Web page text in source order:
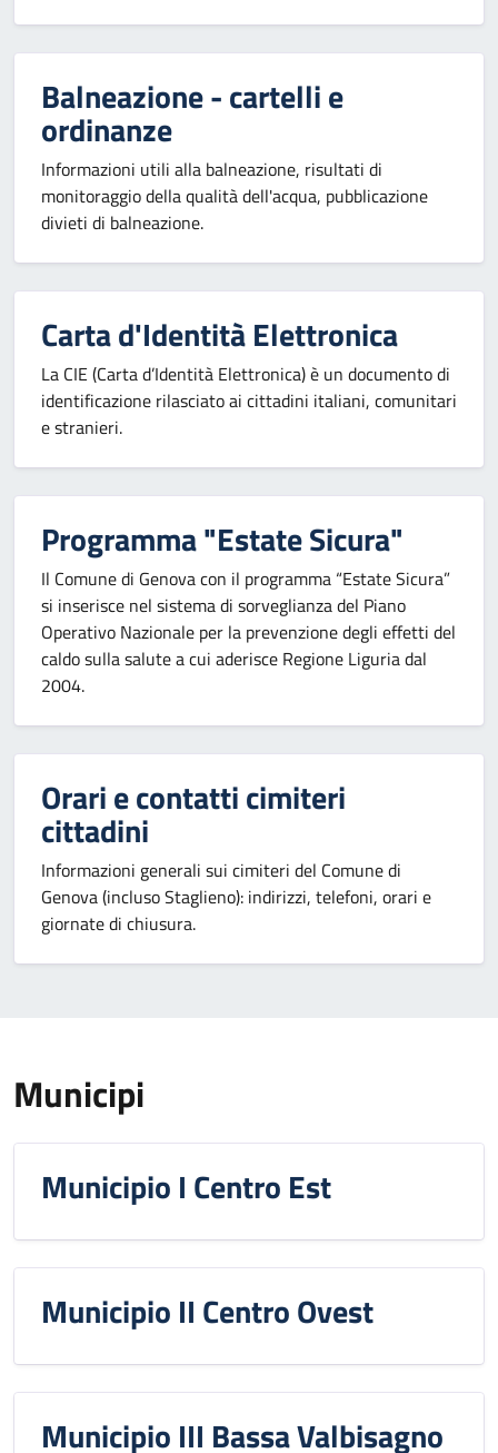
Balneazione - cartelli e
ordinanze
Informazioni utili alla balneazione, risultati di
monitoraggio della qualità dell'acqua, pubblicazione
divieti di balneazione.
Carta d'Identità Elettronica
La CIE (Carta d’Identità Elettronica) è un documento di
identificazione rilasciato ai cittadini italiani, comunitari
e stranieri.
Programma "Estate Sicura"
Il Comune di Genova con il programma “Estate Sicura”
si inserisce nel sistema di sorveglianza del Piano
Operativo Nazionale per la prevenzione degli effetti del
caldo sulla salute a cui aderisce Regione Liguria dal
2004.
Orari e contatti cimiteri
cittadini
Informazioni generali sui cimiteri del Comune di
Genova (incluso Staglieno): indirizzi, telefoni, orari e
giornate di chiusura.
Municipi
Municipio I Centro Est
Municipio II Centro Ovest
Municipio III Bassa Valbisagno